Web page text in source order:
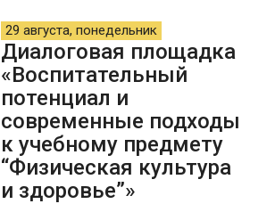
29 августа, понедельник
Диалоговая площадка
«Воспитательный
потенциал и
современные подходы
к учебному предмету
“Физическая культура
и здоровье”»